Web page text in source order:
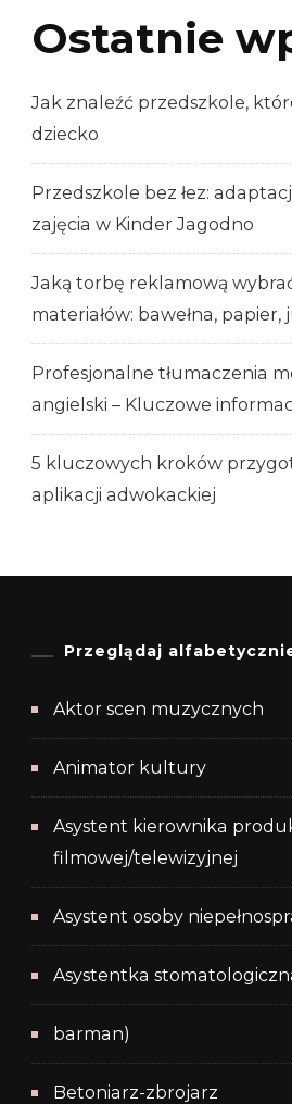
Ostatnie
Jak znaleźć przedszkole,
dziecko
Przedszkole bez łez:
zajęcia w Kinder Jagodno
Jaką torbę reklamową
materiałów: bawełna, papier,
Profesjonalne tłumaczenia
angielski – Kluczowe
5 kluczowych kroków
aplikacji adwokackiej
Przeglądaj
Aktor scen muzycznych
Animator kultury
Asystent kierownika
filmowej/telewizyjnej
Asystent osoby
Asystentka
barman)
Betoniarz-zbrojarz